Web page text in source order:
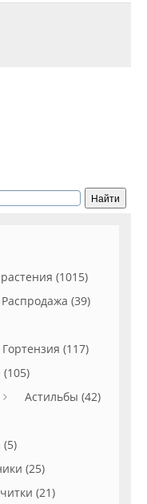
(1015)
Распродажа (39)
Гортензия (117)
Астильбы (42)
(25)
(21)